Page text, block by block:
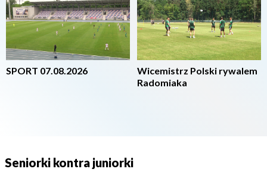
SPORT 07.08.2026
Wicemistrz Polski rywalem
Radomiaka
Seniorki kontra juniorki